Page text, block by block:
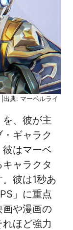
出典: マーベルライ
、彼が主
ギャラク
彼はマーベ
ャラクタ
彼は1秒あ
」に重点
や漫画の
ほど強力